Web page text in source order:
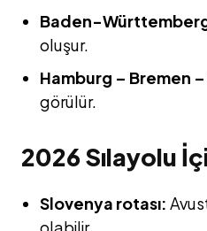
Baden-
oluşur.
Hamburg – Bremen
görülür.
2026 Sılayolu
Slovenya rotası: